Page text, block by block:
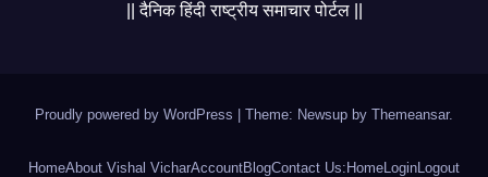
|| दैनिक हिंदी राष्ट्रीय समाचार पोर्टल ||
Proudly powered by WordPress Theme: Newsup by Themeansar.
HomeAbout Vishal VicharAccountBlogContact Us:HomeLoginLogout